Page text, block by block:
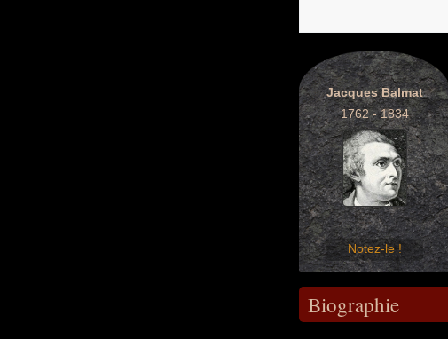
Jacques Balmat
1762 - 1834
Notez-le !
Biographie